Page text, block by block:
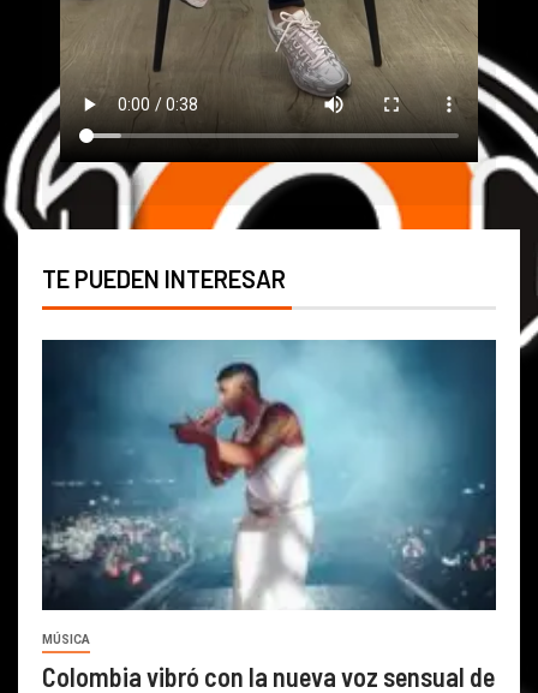
TE PUEDEN INTERESAR
MÚSICA
Colombia vibró con la nueva voz sensual de